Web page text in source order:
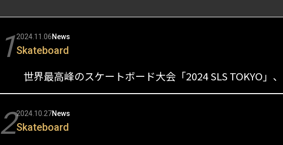
12024.11.06News
Skateboard
世界最高峰のスケートボード大会「2024 SLS TOKYO」
22024.10.27News
Skateboard